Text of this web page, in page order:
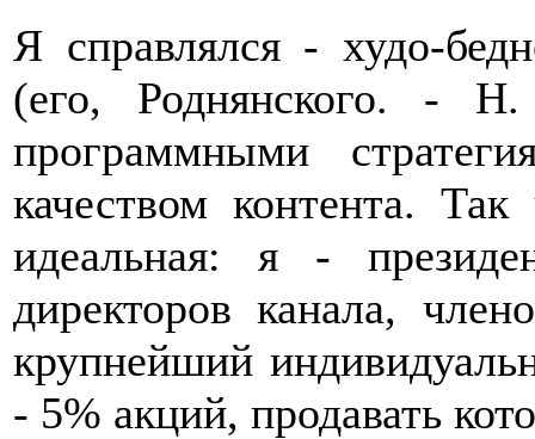
Я справлялся - худо-
(его, Роднянского. -
программными
качеством контента.
идеальная: я -
директоров канала,
крупнейший
- 5% акций, продавать